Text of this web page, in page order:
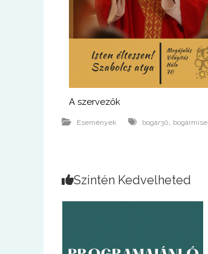
A szervezők
Események bogár30 bogármise
Szintén Kedvelheted